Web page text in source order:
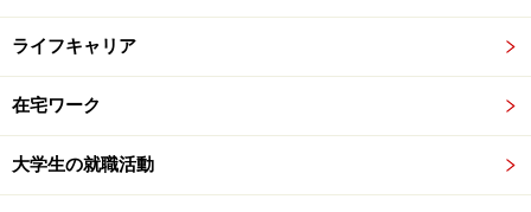
ライフキャリア
在宅ワーク
大学生の就職活動